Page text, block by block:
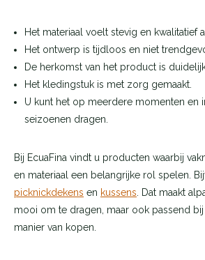
Het materiaal voelt stevig en kwalitatief
Het ontwerp is tijdloos en niet
De herkomst van het product is
Het kledingstuk is met zorg gemaakt.
U kunt het op meerdere momenten en
seizoenen dragen.
Bij EcuaFina vindt u producten waarbij
en materiaal een belangrijke rol spelen.
picknickdekens en kussens . Dat maakt
mooi om te dragen, maar ook passend
manier van kopen.